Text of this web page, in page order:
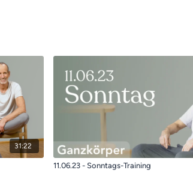
31:22
11.06.23 - Sonntags-Training